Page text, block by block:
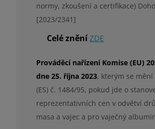
normy, zkoušení a certifikace)
[2023/2341]
Celé zněníZDE
Prováděcí nařízení Komise (EU)
dne 25. října 2023, kterým se
(ES) č. 1484/95, pokud jde o
reprezentativních cen v odvětví
masa a vajec a pro vaječný